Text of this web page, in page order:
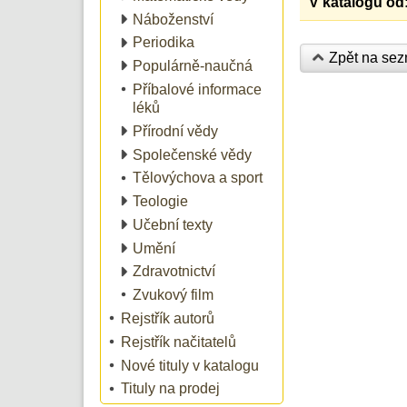
Náboženství
Periodika
Populárně-naučná
Příbalové informace
léků
Přírodní vědy
Společenské vědy
Tělovýchova a sport
Teologie
Učební texty
Umění
Zdravotnictví
Zvukový film
Rejstřík autorů
Rejstřík načitatelů
Nové tituly v katalogu
Tituly na prodej
Zpět na